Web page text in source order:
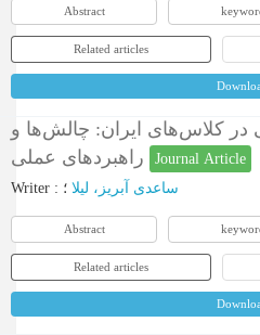
Abstract
Related articles
در کلاس‌های ایران: چالش‌ها و
Journal Article
Writer : ساعدی آبریز، لیلا ؛
Abstract
Related articles